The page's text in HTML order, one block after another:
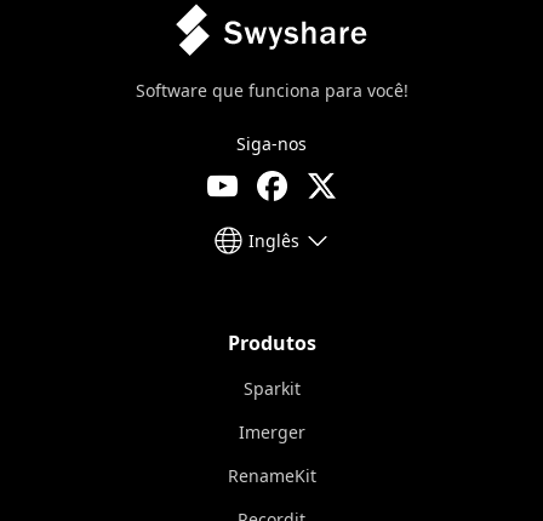
Software que funciona para você!
Siga-nos
Inglês
Produtos
Sparkit
Imerger
RenameKit